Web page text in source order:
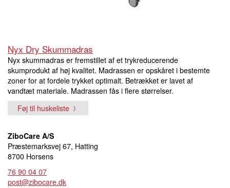
Nyx Dry Skummadras
Nyx skummadras er fremstillet af et trykreducerende
skumprodukt af høj kvalitet. Madrassen er opskåret i bestemte
zoner for at fordele trykket optimalt. Betrækket er lavet af
vandtæt materiale. Madrassen fås i flere størrelser.
Føj til huskeliste
ZiboCare A/S
Præstemarksvej 67, Hatting
8700 Horsens
76 90 04 07
post@zibocare.dk